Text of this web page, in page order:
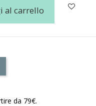
al carrello
da 79€.